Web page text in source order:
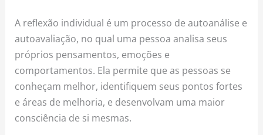
A reflexão individual é um processo de autoanálise e
autoavaliação, no qual uma pessoa analisa seus
próprios pensamentos, emoções e
comportamentos. Ela permite que as pessoas se
conheçam melhor, identifiquem seus pontos fortes
e áreas de melhoria, e desenvolvam uma maior
consciência de si mesmas.